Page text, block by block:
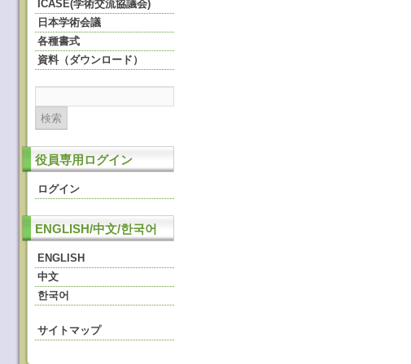
ICASE(学術交流協議会)
日本学術会議
各種書式
資料（ダウンロード）
役員専用ログイン
ログイン
ENGLISH/中文/한국어
ENGLISH
中文
한국어
サイトマップ